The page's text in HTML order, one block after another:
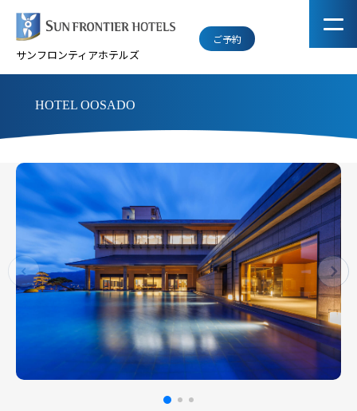
サンフロンティアホテルズ
ご予約
HOTEL OOSADO